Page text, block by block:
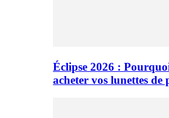
Éclipse 2026 :
acheter vos lunettes